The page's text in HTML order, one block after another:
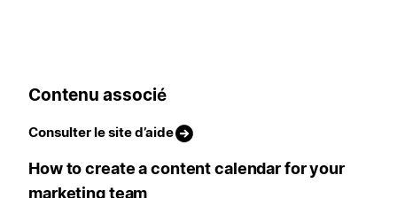
Contenu associé
Consulter le site d’aide
How to create a content calendar for your
marketing team